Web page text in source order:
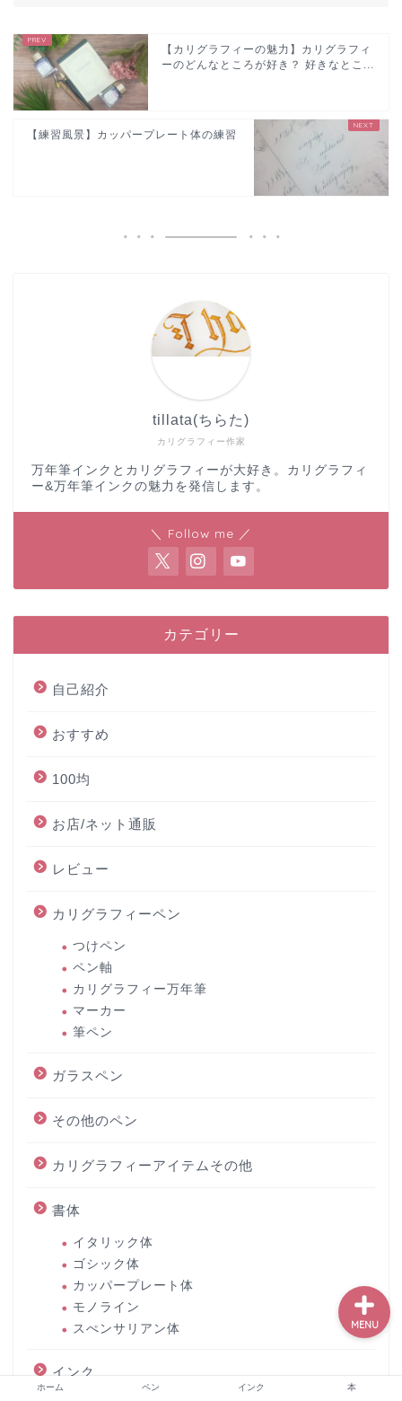
【カリグラフィーの魅力】カリグラフィ
ーのどんなところが好き？ 好きなとこ...
【練習風景】カッパープレート体の練習
カリグラフィー作家
tillata(ちらた)
万年筆インクとカリグラフィーが大好き。カリグラフィ
ー&万年筆インクの魅力を発信します。
＼ Follow me ／
カテゴリー
自己紹介
おすすめ
100均
お店/ネット通販
レビュー
カリグラフィーペン
つけペン
ペン軸
カリグラフィー万年筆
マーカー
筆ペン
ガラスペン
その他のペン
カリグラフィーアイテムその他
書体
イタリック体
ゴシック体
カッパープレート体
モノライン
スぺンサリアン体
インク
ホーム ペン インク 本
MENU